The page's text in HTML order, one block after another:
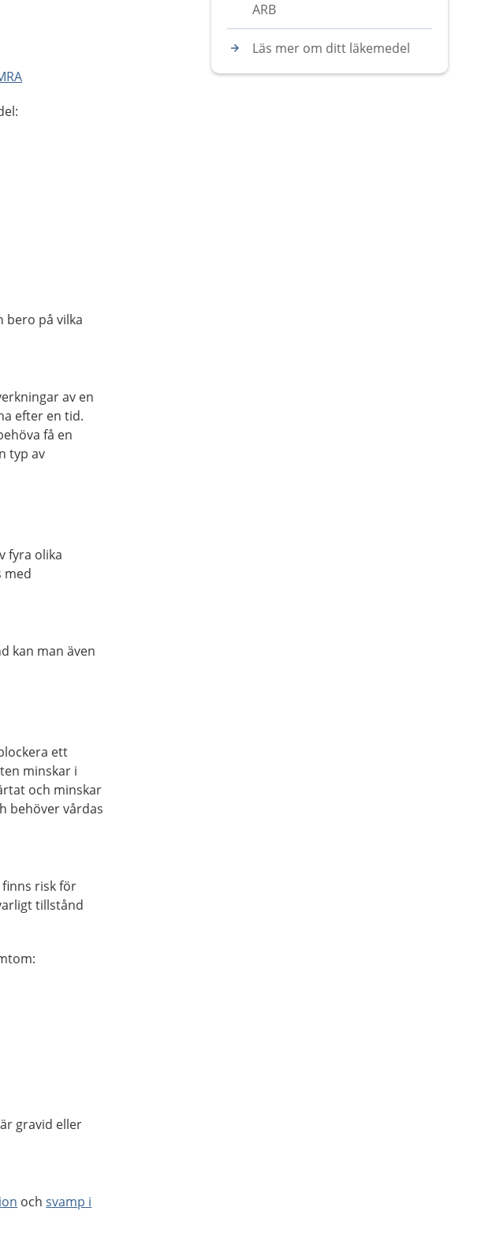
bero på vilka
av en
efter en tid.
få en
typ av
fyra olika
med
kan man även
ett
minskar i
och minskar
behöver vårdas
risk för
tillstånd
gravid eller
ochsvamp i
ARB
Läs mer om ditt läkemedel